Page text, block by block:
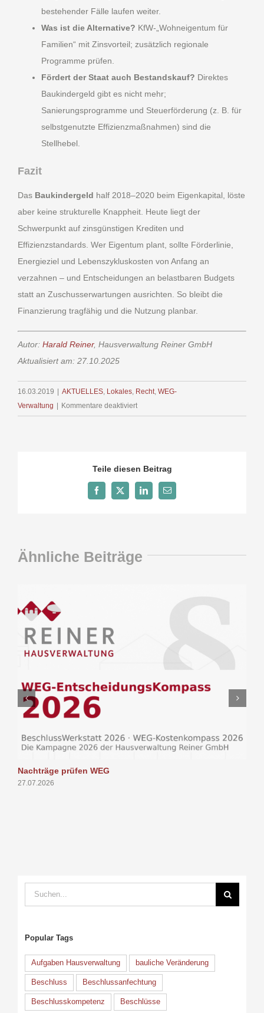
bestehender Fälle laufen weiter.
Was ist die Alternative? KfW-„Wohneigentum für
Familien“ mit Zinsvorteil; zusätzlich regionale
Programme prüfen.
Fördert der Staat auch Bestandskauf? Direktes
Baukindergeld gibt es nicht mehr;
Sanierungsprogramme und Steuerförderung (z. B. für
selbstgenutzte Effizienzmaßnahmen) sind die
Stellhebel.
Fazit
Das Baukindergeld half 2018–2020 beim Eigenkapital, löste
aber keine strukturelle Knappheit. Heute liegt der
Schwerpunkt auf zinsgünstigen Krediten und
Effizienzstandards. Wer Eigentum plant, sollte Förderlinie,
Energieziel und Lebenszykluskosten von Anfang an
verzahnen – und Entscheidungen an belastbaren Budgets
statt an Zuschusserwartungen ausrichten. So bleibt die
Finanzierung tragfähig und die Nutzung planbar.
Autor: Harald Reiner, Hausverwaltung Reiner GmbH
Aktualisiert am: 27.10.2025
16.03.2019 AKTUELLES, Lokales, Recht, WEG-
Verwaltung
Kommentare deaktiviertfür
Teile diesen Beitrag
Facebook
X LinkedIn
E-
Mail
Ähnliche Beiträge
Nachträge prüfen WEG
27.07.2026
Suche
nach:
Popular Tags
Aufgaben Hausverwaltung bauliche Veränderung
Beschluss Beschlussanfechtung
Beschlusskompetenz Beschlüsse